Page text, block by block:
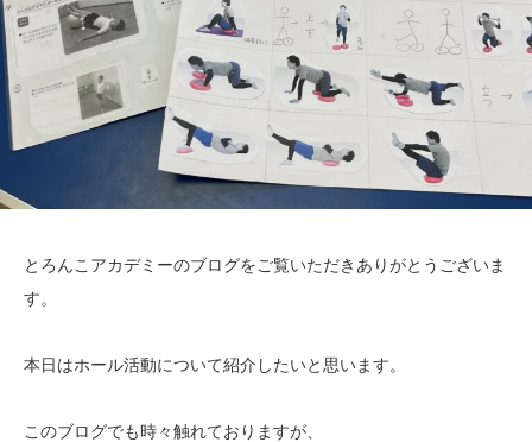
とろんこアカデミーのブログをご覧いただきありがとうございま
す。
本日はホール活動について紹介したいと思います。
このブログでも時々触れておりますが、